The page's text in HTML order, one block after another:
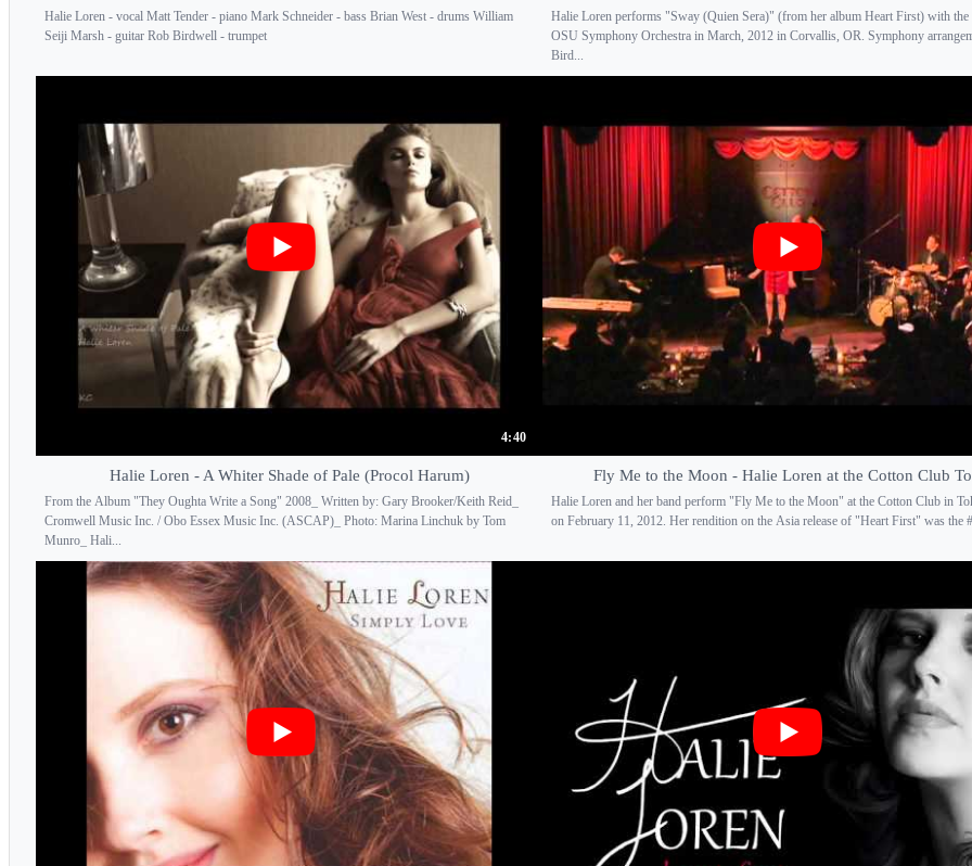
Halie Loren - vocal Matt Tender - piano Mark Schneider - bass Brian West - drums William
Seiji Marsh - guitar Rob Birdwell - trumpet
Halie Loren performs "Sway (Quien Sera)" (from her album Heart First) with
OSU Symphony Orchestra in March, 2012 in Corvallis, OR. Symphony
Bird...
4:40
Halie Loren - A Whiter Shade of Pale (Procol Harum)
From the Album "They Oughta Write a Song" 2008_ Written by: Gary Brooker/Keith Reid_
Cromwell Music Inc. / Obo Essex Music Inc. (ASCAP)_ Photo: Marina Linchuk by Tom
Munro_ Hali...
Fly Me to the Moon - Halie Loren at the Cotton Club
Halie Loren and her band perform "Fly Me to the Moon" at the Cotton Club in
on February 11, 2012. Her rendition on the Asia release of "Heart First" was the